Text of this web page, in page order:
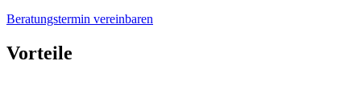
Beratungstermin vereinbaren
Vorteile